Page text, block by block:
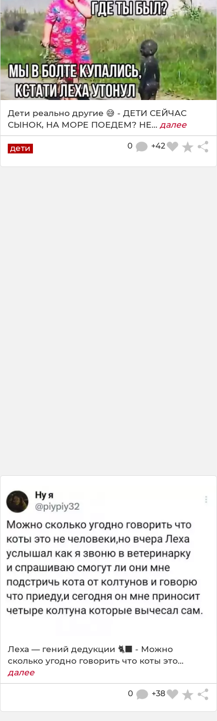
Дети реально другие 😅 - ДЕТИ СЕЙЧАС
СЫНОК, НА МОРЕ ПОЕДЕМ? НЕ... далее
дети +42
0
Леха — гений дедукции 🐈‍⬛ - Можно
сколько угодно говорить что коты это...
далее
+38
0